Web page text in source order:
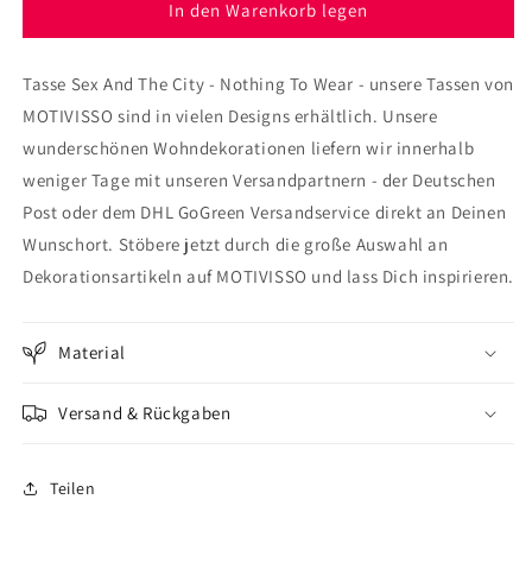
Tasse
And
The
-
Nothing
To
Wear
für
Tasse
And
The
-
Nothing
To
Wear
In den Warenkorb legen
Tasse Sex And The City - Nothing To Wear - unsere Tassen von
MOTIVISSO sind in vielen Designs erhältlich. Unsere
wunderschönen Wohndekorationen liefern wir innerhalb
weniger Tage mit unseren Versandpartnern - der Deutschen
Post oder dem DHL GoGreen Versandservice direkt an Deinen
Wunschort. Stöbere jetzt durch die große Auswahl an
Dekorationsartikeln auf MOTIVISSO und lass Dich inspirieren.
Material
Versand & Rückgaben
Teilen